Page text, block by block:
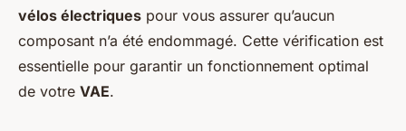
vélos électriques pour vous assurer qu’aucun
composant n’a été endommagé. Cette vérification est
essentielle pour garantir un fonctionnement optimal
de votre VAE.